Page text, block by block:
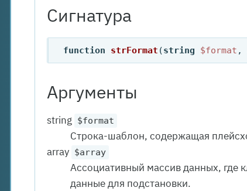
Сигнатура
function strFormat (string $format ,
Аргументы
string $format
Строка-шаблон, содержащая
array $array
Ассоциативный массив данных, где
данные для подстановки.